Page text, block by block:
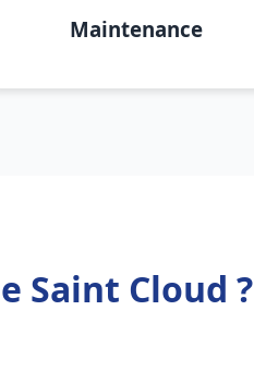
Maintenance
Saint Cloud ?